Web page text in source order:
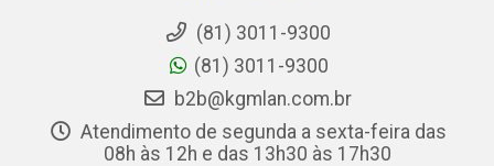
(81) 3011-9300
(81) 3011-9300
b2b@kgmlan.com.br
Atendimento de segunda a sexta-feira das
08h às 12h e das 13h30 às 17h30